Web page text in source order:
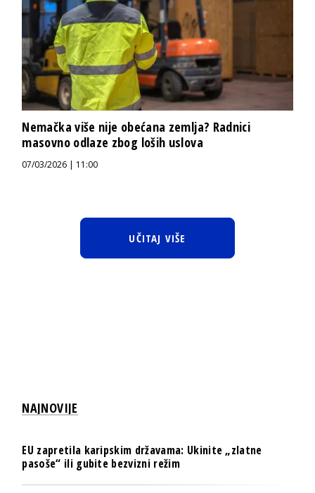
Nemačka više nije obećana zemlja? Radnici
masovno odlaze zbog loših uslova
07/03/2026 | 11:00
UČITAJ VIŠE
NAJNOVIJE
EU zapretila karipskim državama: Ukinite „zlatne
pasoše“ ili gubite bezvizni režim